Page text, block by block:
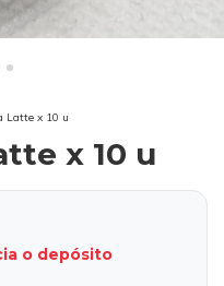
Latte x 10 u
x 10 u
o depósito